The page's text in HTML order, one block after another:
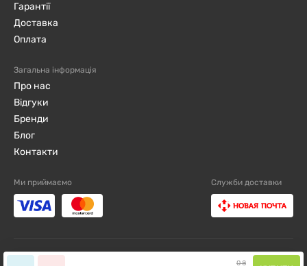
0₴
Гарантії
Доставка
Оплата
Загальна інформація
Про нас
Відгуки
Бренди
Блог
Контакти
Ми приймаємо Служби доставки
djini.com.ua ©2019 - 2026 / Всі права захищені